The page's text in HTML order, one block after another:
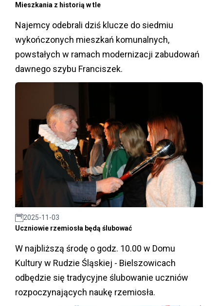
Mieszkania z historią w tle
Najemcy odebrali dziś klucze do siedmiu
wykończonych mieszkań komunalnych,
powstałych w ramach modernizacji zabudowań
dawnego szybu Franciszek.
2025-11-03
Uczniowie rzemiosła będą ślubować
W najbliższą środę o godz. 10.00 w Domu
Kultury w Rudzie Śląskiej - Bielszowicach
odbędzie się tradycyjne ślubowanie uczniów
rozpoczynających naukę rzemiosła.